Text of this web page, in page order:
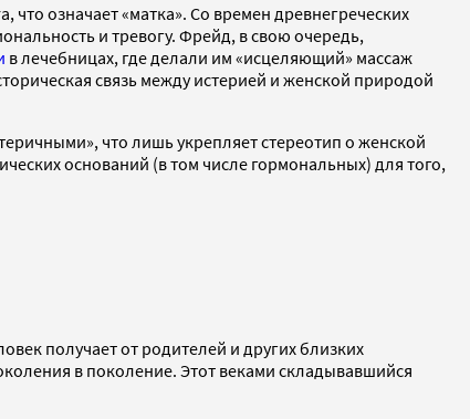
что означает «матка». Со времен древнегреческих
и тревогу. Фрейд, в свою очередь,
в лечебницах, где делали им «исцеляющий» массаж
связь между истерией и женской природой
что лишь укрепляет стереотип о женской
оснований (в том числе гормональных) для того,
получает от родителей и других близких
в поколение. Этот веками складывавшийся